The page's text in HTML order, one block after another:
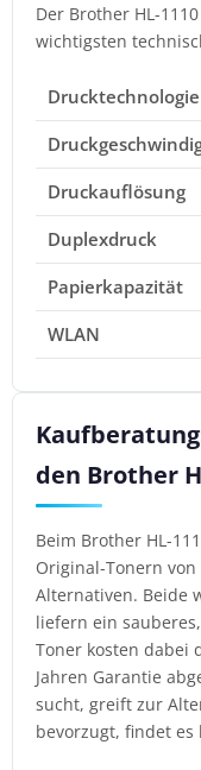
Der Brother HL-
wichtigsten
Drucktechnologie
Druckauflösung
Duplexdruck
Papierkapazität
WLAN
den Brother
Beim Brother HL-
Original-Tonern
Alternativen. Beide
liefern ein
Toner kosten dabei
Jahren Garantie
sucht, greift zur
bevorzugt, findet